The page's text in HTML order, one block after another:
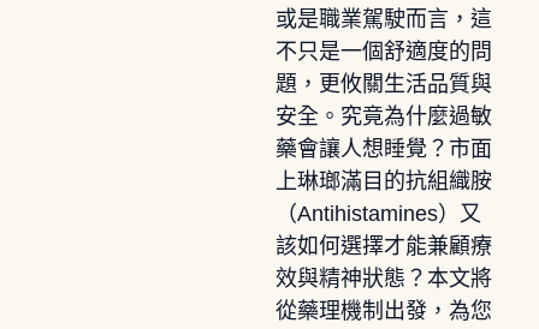
或是職業駕駛而言，這
不只是一個舒適度的問
題，更攸關生活品質與
安全。究竟為什麼過敏
藥會讓人想睡覺？市面
上琳瑯滿目的抗組織胺
（Antihistamines）又
該如何選擇才能兼顧療
效與精神狀態？本文將
從藥理機制出發，為您